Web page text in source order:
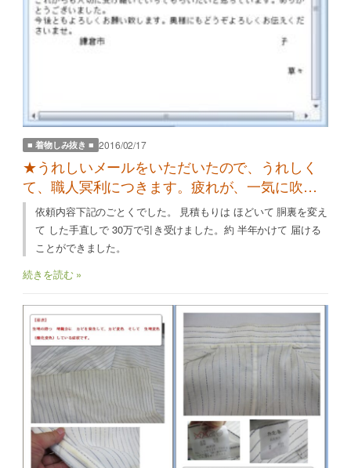
■ 着物しみ抜き ■ 2016/02/17
★うれしいメールをいただいたので、うれしく
て、職人冥利につきます。疲れが、一気に吹き
飛びました。
依頼内容下記のごとくでした。 見積もりは ほどいて 胴裏を変え
て した手直しで 30万で引き受けました。約 半年かけて 届ける
ことができました。
続きを読む »